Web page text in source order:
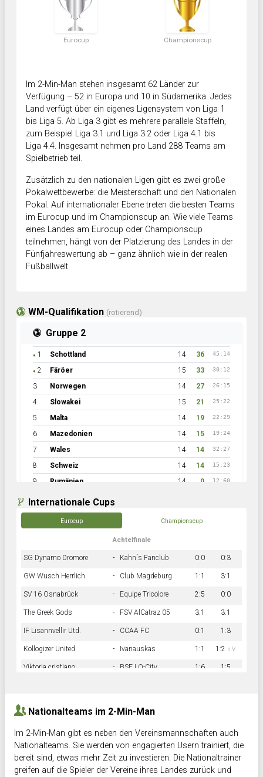
Eurocup Championscup
Im 2-Min-Man stehen insgesamt 62 Länder zur
Verfügung – 52 in Europa und 10 in Südamerika. Jedes
Land verfügt über ein eigenes Ligensystem von Liga 1
bis Liga 5. Ab Liga 3 gibt es mehrere parallele Staffeln,
zum Beispiel Liga 3.1 und Liga 3.2 oder Liga 4.1 bis
Liga 4.4. Insgesamt nehmen pro Land 288 Teams am
Spielbetrieb teil.
Zusätzlich zu den nationalen Ligen gibt es zwei große
Pokalwettbewerbe: die Meisterschaft und den Nationalen
Pokal. Auf internationaler Ebene treten die besten Teams
im Eurocup und im Championscup an. Wie viele Teams
eines Landes am Eurocup oder Championscup
teilnehmen, hängt von der Platzierung des Landes in der
Fünfjahreswertung ab – ganz ähnlich wie in der realen
Fußballwelt.
WM-Qualifikation (rotierend)
Gruppe 2
● 1 Schottland 14 36 45:14
● 2 Färöer 15 33 30:12
3 Norwegen 14 27 26:15
4 Slowakei 15 21 25:22
5 Malta 14 19 22:29
6 Mazedonien 14 15 19:24
7 Wales 14 14 32:27
8 Schweiz 14 14 15:23
9 Rumänien 14 0 12:60
Internationale Cups
Eurocup Championscup
Achtelfinale
SG Dynamo Dromore - Kahn´s Fanclub 0:0 0:3
GW Wusch Herrlich - Club Magdeburg 1:1 3:1
SV 16 Osnabrück - Equipe Tricolore 2:5 0:0
The Greek Gods - FSV AlCatraz 05 3:1 3:1
IF Lisannvellir Utd. - CCAA FC 0:1 1:3
Kollogizer United - Ivanauskas 1:1 1:2 n.V.
Viktoria cristiano - BSF LO-City 1:6 1:5
Nationalteams im 2-Min-Man
Im 2-Min-Man gibt es neben den Vereinsmannschaften auch
Nationalteams. Sie werden von engagierten Usern trainiert, die
bereit sind, etwas mehr Zeit zu investieren. Die Nationaltrainer
greifen auf die Spieler der Vereine ihres Landes zurück und